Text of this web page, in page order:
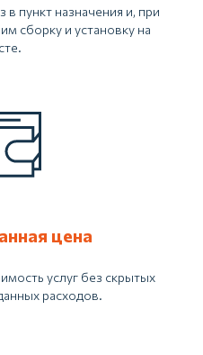
пункт назначения и, при
сборку и установку на
цена
услуг без скрытых
расходов.